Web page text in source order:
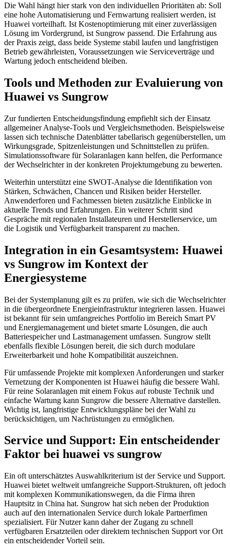
Die Wahl hängt hier stark von den individuellen Prioritäten ab: Soll
eine hohe Automatisierung und Fernwartung realisiert werden, ist
Huawei vorteilhaft. Ist Kostenoptimierung mit einer zuverlässigen
Lösung im Vordergrund, ist Sungrow passend. Die Erfahrung aus
der Praxis zeigt, dass beide Systeme stabil laufen und langfristigen
Betrieb gewährleisten, Voraussetzungen wie Serviceverträge und
Wartung jedoch entscheidend bleiben.
Tools und Methoden zur Evaluierung von
Huawei vs Sungrow
Zur fundierten Entscheidungsfindung empfiehlt sich der Einsatz
allgemeiner Analyse-Tools und Vergleichsmethoden. Beispielsweise
lassen sich technische Datenblätter tabellarisch gegenüberstellen, um
Wirkungsgrade, Spitzenleistungen und Schnittstellen zu prüfen.
Simulationssoftware für Solaranlagen kann helfen, die Performance
der Wechselrichter in der konkreten Projektumgebung zu bewerten.
Weiterhin unterstützt eine SWOT-Analyse die Identifikation von
Stärken, Schwächen, Chancen und Risiken beider Hersteller.
Anwenderforen und Fachmessen bieten zusätzliche Einblicke in
aktuelle Trends und Erfahrungen. Ein weiterer Schritt sind
Gespräche mit regionalen Installateuren und Herstellerservice, um
die Logistik und Verfügbarkeit transparent zu machen.
Integration in ein Gesamtsystem: Huawei
vs Sungrow im Kontext der
Energiesysteme
Bei der Systemplanung gilt es zu prüfen, wie sich die Wechselrichter
in die übergeordnete Energieinfrastruktur integrieren lassen. Huawei
ist bekannt für sein umfangreiches Portfolio im Bereich Smart PV
und Energiemanagement und bietet smarte Lösungen, die auch
Batteriespeicher und Lastmanagement umfassen. Sungrow stellt
ebenfalls flexible Lösungen bereit, die sich durch modulare
Erweiterbarkeit und hohe Kompatibilität auszeichnen.
Für umfassende Projekte mit komplexen Anforderungen und starker
Vernetzung der Komponenten ist Huawei häufig die bessere Wahl.
Für reine Solaranlagen mit einem Fokus auf robuste Technik und
einfache Wartung kann Sungrow die bessere Alternative darstellen.
Wichtig ist, langfristige Entwicklungspläne bei der Wahl zu
berücksichtigen, um Nachrüstungen zu ermöglichen.
Service und Support: Ein entscheidender
Faktor bei huawei vs sungrow
Ein oft unterschätztes Auswahlkriterium ist der Service und Support.
Huawei bietet weltweit umfangreiche Support-Strukturen, oft jedoch
mit komplexen Kommunikationswegen, da die Firma ihren
Hauptsitz in China hat. Sungrow hat sich neben der Produktion
auch auf den internationalen Service durch lokale Partnerfimen
spezialisiert. Für Nutzer kann daher der Zugang zu schnell
verfügbaren Ersatzteilen oder direktem technischen Support vor Ort
ein entscheidender Vorteil sein.